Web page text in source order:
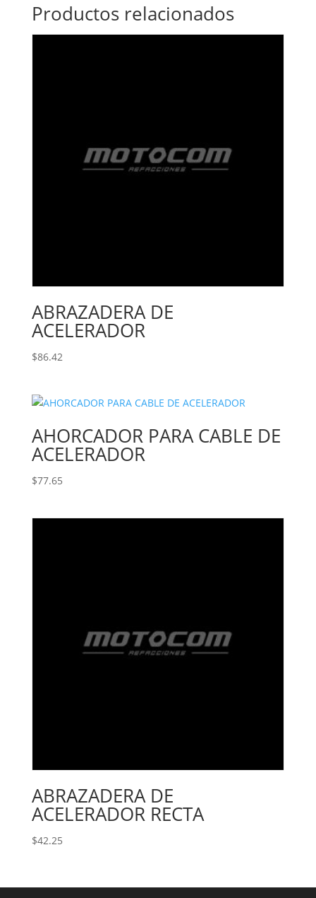
Productos relacionados
ABRAZADERA DE
ACELERADOR
$86.42
AHORCADOR PARA CABLE DE
ACELERADOR
$77.65
ABRAZADERA DE
ACELERADOR RECTA
$42.25